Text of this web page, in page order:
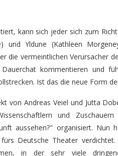
kann sich jeder sich zum
und Yldune (Kathleen
die vermeintlichen Verursacher
kommentieren und
Ist das die neue Form
von Andreas Veiel und Jutta
und
aussehen?" organisiert. Nun
Deutsche Theater verdichtet.
in der sehr viele